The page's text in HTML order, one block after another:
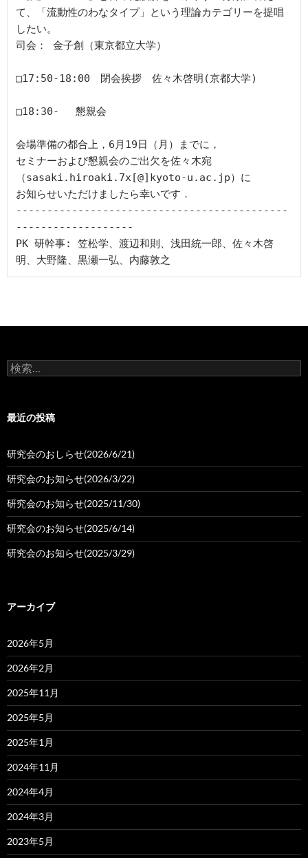
て、「流動性のわなタイプ」という理論カテゴリーを提唱
したい。
司会： 金子創（東京都立大学）
□17:50-18:00　閉会挨拶　佐々木啓明(京都大学)
□18:30- 　懇親会
会場準備の都合上，6月19日（月）までに，
セミナーおよび懇親会のご出欠を佐々木宛
（sasaki.hiroaki.7x[@]kyoto-u.ac.jp）に
お知らせいただけましたら幸いです．
--------------------------------------------
-------------------
PK 研幹事: 笠松学、渡辺和則、浅田統一郎、佐々木啓
明、大野隆、黒瀬一弘、内藤敦之
検
索:
最近の投稿
研究会のおしらせ(2026/6/21)
研究会のお知らせ(2026/3/22)
研究会のお知らせ(2025/11/30)
研究会のお知らせ(2025/6/14)
研究会のお知らせ(2025/3/29)
アーカイブ
2026年5月
2026年2月
2025年11月
2025年5月
2025年1月
2024年11月
2024年4月
2024年3月
2023年5月